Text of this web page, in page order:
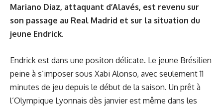
Mariano Diaz, attaquant d’Alavés, est revenu sur
son passage au Real Madrid et sur la situation du
jeune Endrick.
Endrick est dans une positon délicate. Le jeune Brésilien
peine à s’imposer sous Xabi Alonso, avec seulement 11
minutes de jeu depuis le début de la saison. Un prêt à
l’Olympique Lyonnais dès janvier est même dans les